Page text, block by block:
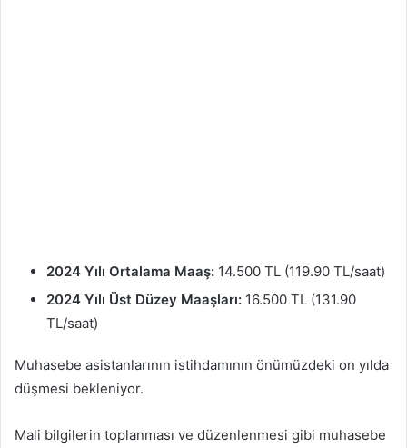
2024 Yılı Ortalama Maaş: 14.500 TL (119.90 TL/saat)
2024 Yılı Üst Düzey Maaşları: 16.500 TL (131.90
TL/saat)
Muhasebe asistanlarının istihdamının önümüzdeki on yılda
düşmesi bekleniyor.
Mali bilgilerin toplanması ve düzenlenmesi gibi muhasebe